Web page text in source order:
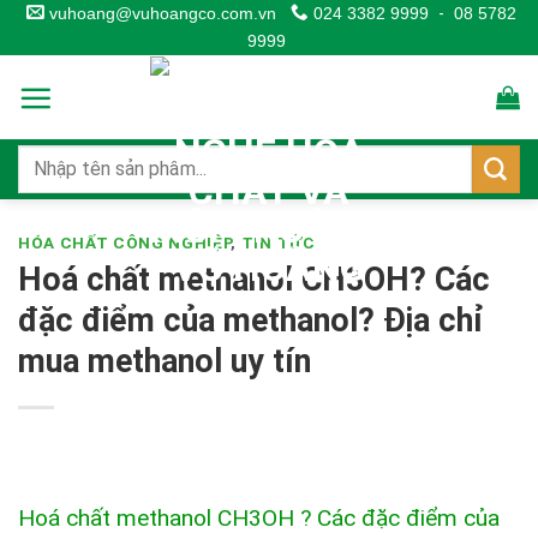
Skip
to
content
vuhoang@vuhoangco.com.vn 024 3382 9999 - 08 5782
9999
HÓA CHẤT CÔNG NGHIỆP, TIN TỨC
Hoá chất methanol CH3OH? Các
đặc điểm của methanol? Địa chỉ
mua methanol uy tín
Hoá chất methanol CH3OH ? Các đặc điểm của